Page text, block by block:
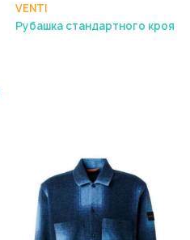
VENTI
Рубашка стандартного кроя